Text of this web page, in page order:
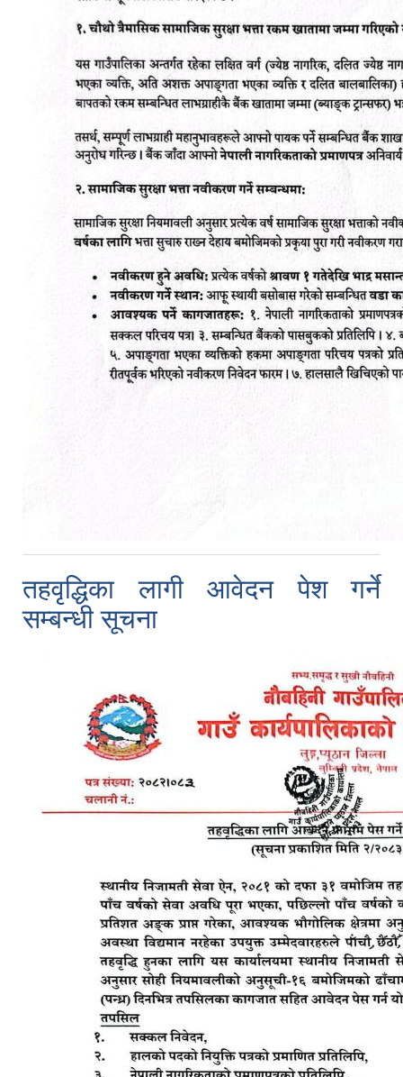
तहवृद्धिका लागी आवेदन पेश गर्ने
सम्बन्धी सूचना